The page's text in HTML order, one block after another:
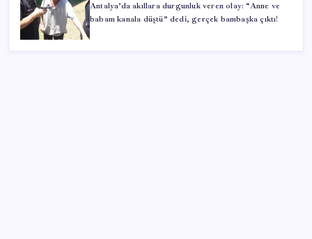
Antalya’da akıllara durgunluk veren olay: “Anne ve
babam kanala düştü” dedi, gerçek bambaşka çıktı!